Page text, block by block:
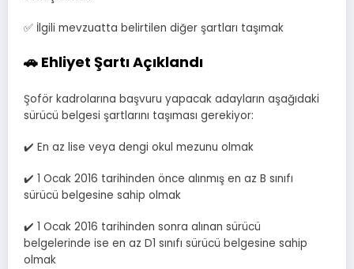
✅ İlgili mevzuatta belirtilen diğer şartları taşımak
🚗 Ehliyet Şartı Açıklandı
Şoför kadrolarına başvuru yapacak adayların aşağıdaki
sürücü belgesi şartlarını taşıması gerekiyor:
✔️ En az lise veya dengi okul mezunu olmak
✔️ 1 Ocak 2016 tarihinden önce alınmış en az B sınıfı
sürücü belgesine sahip olmak
✔️ 1 Ocak 2016 tarihinden sonra alınan sürücü
belgelerinde ise en az D1 sınıfı sürücü belgesine sahip
olmak